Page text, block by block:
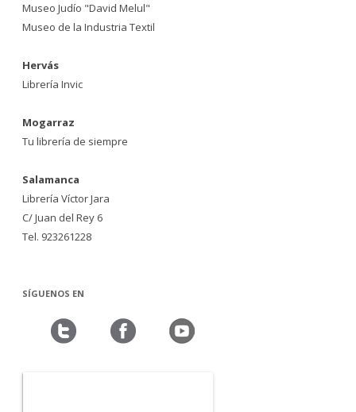
Museo Judío "David Melul"
Museo de la Industria Textil
Hervás
Librería Invic
Mogarraz
Tu librería de siempre
Salamanca
Librería Víctor Jara
C/ Juan del Rey 6
Tel. 923261228
SÍGUENOS EN